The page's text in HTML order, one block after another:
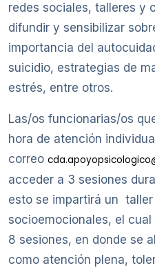
redes sociales, talleres y
difundir y sensibilizar
importancia del
suicidio, estrategias de
estrés, entre otros.
Las/os funcionarias/os
hora de atención
correo
acceder a 3 sesiones
esto se impartirá un taller
socioemocionales, el
8 sesiones, en donde se
como atención plena,